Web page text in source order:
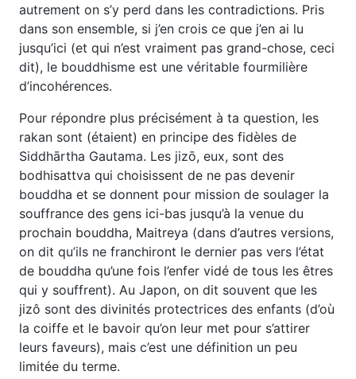
autrement on s’y perd dans les contradictions. Pris
dans son ensemble, si j’en crois ce que j’en ai lu
jusqu’ici (et qui n’est vraiment pas grand-chose, ceci
dit), le bouddhisme est une véritable fourmilière
d’incohérences.
Pour répondre plus précisément à ta question, les
rakan sont (étaient) en principe des fidèles de
Siddhārtha Gautama. Les jizō, eux, sont des
bodhisattva qui choisissent de ne pas devenir
bouddha et se donnent pour mission de soulager la
souffrance des gens ici-bas jusqu’à la venue du
prochain bouddha, Maitreya (dans d’autres versions,
on dit qu’ils ne franchiront le dernier pas vers l’état
de bouddha qu’une fois l’enfer vidé de tous les êtres
qui y souffrent). Au Japon, on dit souvent que les
jizô sont des divinités protectrices des enfants (d’où
la coiffe et le bavoir qu’on leur met pour s’attirer
leurs faveurs), mais c’est une définition un peu
limitée du terme.